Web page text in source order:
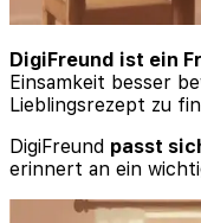
DigiFreund ist ein
Einsamkeit besser
Lieblingsrezept zu
DigiFreund passt
erinnert an ein